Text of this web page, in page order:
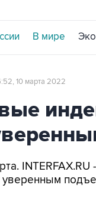
В мире
10 марта 2022
уверенным